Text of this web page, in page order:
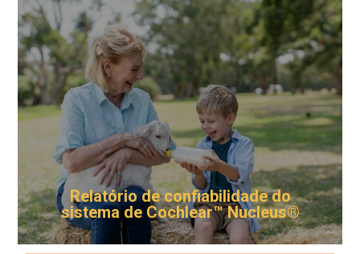
Relatório de confiabilidade do
sistema de Cochlear™ Nucleus®